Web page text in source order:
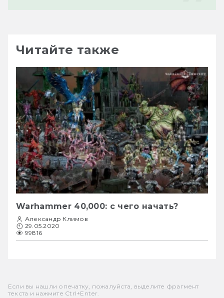
Читайте также
Warhammer 40,000: с чего начать?
Александр Климов
29.05.2020
99816
Если вы нашли опечатку, пожалуйста, выделите фрагмент
текста и нажмите Ctrl+Enter.